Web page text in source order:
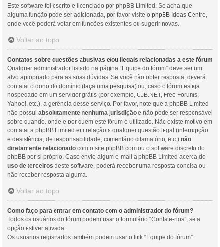
Este software foi escrito e licenciado por phpBB Limited. Se acha que
alguma função pode ser adicionada, por favor visite o phpBB Ideas Centre,
onde você poderá votar em funcões existentes ou sugerir novas.
Voltar ao topo
Contatos sobre questões abusivas e/ou ilegais relacionadas a este fórum
Qualquer administrador listado na página “Equipe do fórum” deve ser um
alvo apropriado para as suas dúvidas. Se você não obter resposta, deverá
contatar o dono do domínio (faça uma pesquisa) ou, caso o fórum esteja
hospedado em um servidor grátis (por exemplo, CJB.NET, Free Forums,
Yahoo!, etc.), a gerência desse serviço. Por favor, note que a phpBB Limited
não possui absolutamente nenhuma jurisdição e não pode ser responsável
sobre quando, onde e por quem este fórum é utilizado. Não existe motivo em
contatar a phpBB Limited em relação a qualquer questão legal (interrupção
e desistência, de responsabilidade, comentário difamatório, etc.) não
diretamente relacionado com o site phpBB.com ou o software discreto do
phpBB por si próprio. Caso envie algum e-mail a phpBB Limited acerca do
uso de terceiros deste software, poderá receber uma resposta concisa ou
não receber resposta alguma.
Voltar ao topo
Como faço para entrar em contato com o administrador do fórum?
Todos os usuários do fórum podem usar o formulário “Contate-nos”, se a
opção estiver ativada.
Os usuários registrados também podem usar o link “Equipe do fórum”.